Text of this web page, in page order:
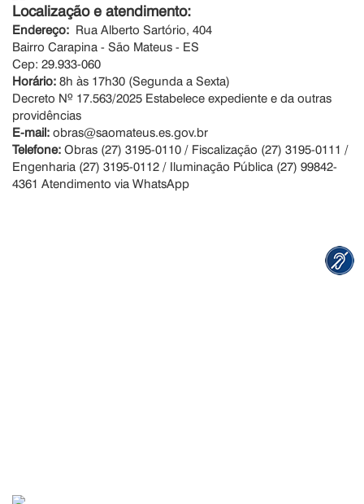
Localização e atendimento:
Endereço: Rua Alberto Sartório, 404
Bairro Carapina - São Mateus - ES
Cep: 29.933-060
Horário: 8h às 17h30 (Segunda a Sexta)
Decreto Nº 17.563/2025 Estabelece expediente e da outras
providências
E-mail: obras@saomateus.es.gov.br
Telefone: Obras (27) 3195-0110 / Fiscalização (27) 3195-0111 /
Engenharia (27) 3195-0112 / Iluminação Pública (27) 99842-
4361 Atendimento via WhatsApp